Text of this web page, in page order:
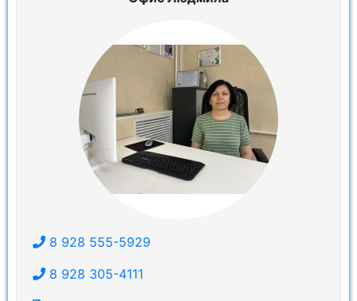
8 928 555-5929
8 928 305-4111